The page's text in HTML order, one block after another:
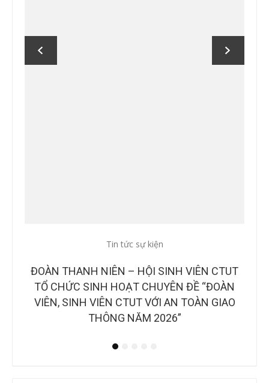
Tin tức sự kiện
ĐOÀN THANH NIÊN – HỘI SINH VIÊN CTUT
TỔ CHỨC SINH HOẠT CHUYÊN ĐỀ “ĐOÀN
VIÊN, SINH VIÊN CTUT VỚI AN TOÀN GIAO
THÔNG NĂM 2026”